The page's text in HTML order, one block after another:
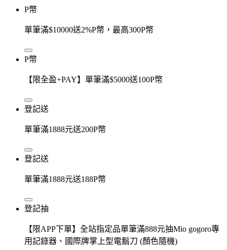
P幣
單筆滿$10000送2%P幣，最高300P幣
P幣
【限全盈+PAY】單筆滿$5000送100P幣
登記送
單筆滿1888元送200P幣
登記送
單筆滿1888元送188P幣
登記抽
【限APP下單】全站指定品單筆滿888元抽Mio gogoro專
用記錄器、國際牌掌上型電鬍刀 (顏色隨機)